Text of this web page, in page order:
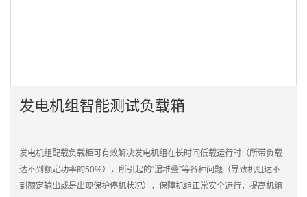
 点击查看大图
发电机组智能测试负载箱
发电机组配载负载柜可有效解决发电机组在长时间低载运行时（所带负载
达不到额定功率的50%），所引起的“湿堆叠”等各种问题（导致机组达不
到额定输出或是出现保护停机状况），保障机组正常安全运行，提高机组